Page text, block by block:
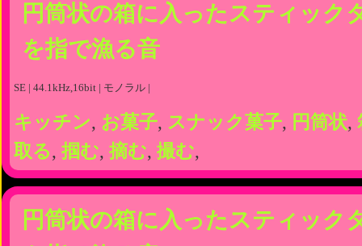
円筒状の箱に入ったスティック
を指で漁る音
SE | 44.1kHz,16bit | モノラル |
キッチン, お菓子, スナック菓子, 円筒状,
取る, 掴む, 摘む, 撮む,
円筒状の箱に入ったスティック